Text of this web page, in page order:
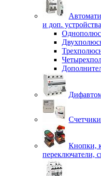
и доп. устройства
Кнопки,
переключатели,